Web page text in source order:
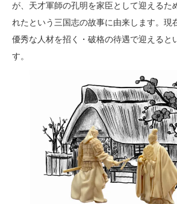
が、天才軍師の孔明を家臣として迎えるた
れたという三国志の故事に由来します。現
優秀な人材を招く・破格の待遇で迎えると
す。